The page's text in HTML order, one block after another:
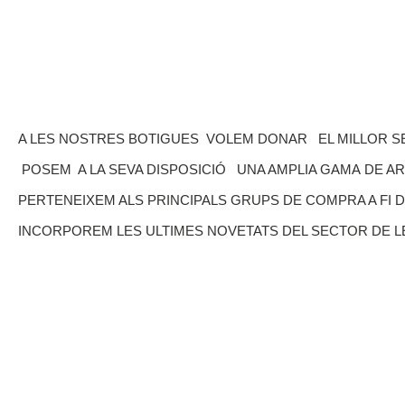
A LES NOSTRES BOTIGUES VOLEM DONAR EL MILLOR
POSEM A LA SEVA DISPOSICIÓ UNA AMPLIA GAMA DE
PERTENEIXEM ALS PRINCIPALS GRUPS DE COMPRA A FI
INCORPOREM LES ULTIMES NOVETATS DEL SECTOR DE